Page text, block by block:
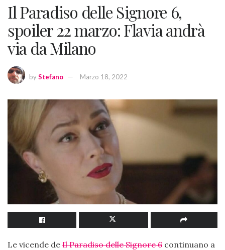
Il Paradiso delle Signore 6,
spoiler 22 marzo: Flavia andrà
via da Milano
byStefano Marzo 18, 2022
Le vicende de Il Paradiso delle Signore 6 continuano a